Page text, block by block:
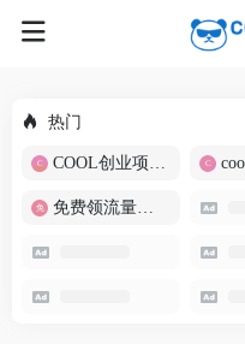
热门
COOL创业项目商城
免费领流量卡-包邮